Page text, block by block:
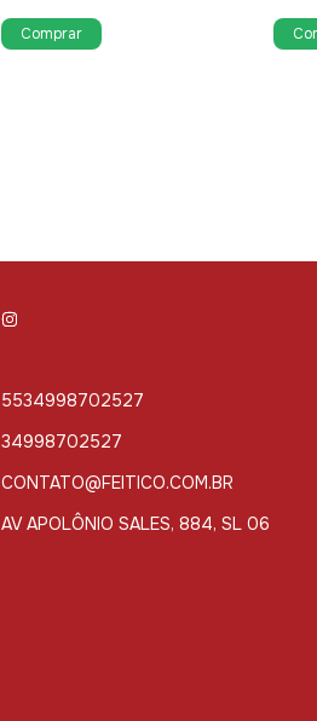
Comprar
5534998702527
34998702527
CONTATO@FEITICO.COM.BR
AV APOLÔNIO SALES, 884, SL 06